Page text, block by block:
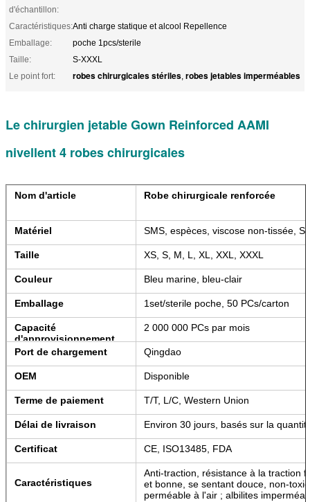
d'échantillon:
Caractéristiques:Anti charge statique et alcool Repellence
Emballage:
poche 1pcs/sterile
Taille:
S-XXXL
Le point fort:
robes chirurgicales stériles, robes jetables imperméables
Le chirurgien jetable Gown Reinforced AAMI
nivellent 4 robes chirurgicales
Nom d'article Robe chirurgicale renforcée
Matériel SMS, espèces, viscose non-tissée,
Taille XS, S, M, L, XL, XXL, XXXL
Couleur Bleu marine, bleu-clair
Emballage 1set/sterile poche, 50 PCs/carton
Capacité
d'approvisionnement
2 000 000 PCs par mois
Port de chargement Qingdao
OEM Disponible
Terme de paiement T/T, L/C, Western Union
Délai de livraison Environ 30 jours, basés sur la
Certificat CE, ISO13485, FDA
Caractéristiques
Anti-traction, résistance à la traction
et bonne, se sentant douce, non-
perméable à l'air ; albilites